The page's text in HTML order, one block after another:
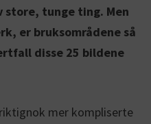
store, tunge ting. Men
er bruksområdene så
disse 25 bildene
mer kompliserte